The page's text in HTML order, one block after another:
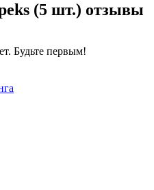
(5 шт.) отзывы
Будьте первым!